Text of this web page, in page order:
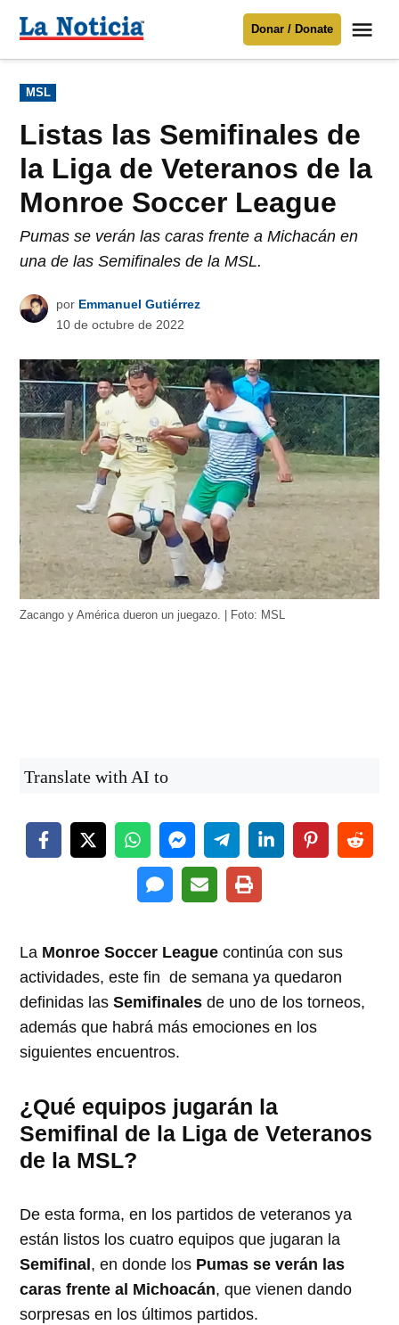
Para mantenerte informado necesitamos
Donar
contenido
Noticia
Donar / Donate
Publicado
en
MSL
Listas las Semifinales de
la Liga de Veteranos de la
Monroe Soccer League
Pumas se verán las caras frente a Michacán en
una de las Semifinales de la MSL.
por Emmanuel Gutiérrez
10 de octubre de 2022
Zacango y América dueron un juegazo. | Foto: MSL
Translate with AI to
La Monroe Soccer League continúa con sus
actividades, este fin de semana ya quedaron
definidas lasSemifinalesde uno de los torneos,
además que habrá más emociones en los
siguientes encuentros.
¿Qué equipos jugarán la
Semifinal de la Liga de Veteranos
de la MSL?
De esta forma, en los partidos de veteranos ya
están listos los cuatro equipos que jugaran la
Semifinal , en donde los Pumas se verán las
caras frente al Michoacán, que vienen dando
sorpresas en los últimos partidos.